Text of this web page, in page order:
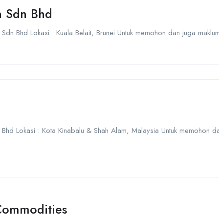
Sdn Bhd
Bhd Lokasi : Kuala Belait, Brunei Untuk memohon dan juga
Lokasi : Kota Kinabalu & Shah Alam, Malaysia Untuk memohon